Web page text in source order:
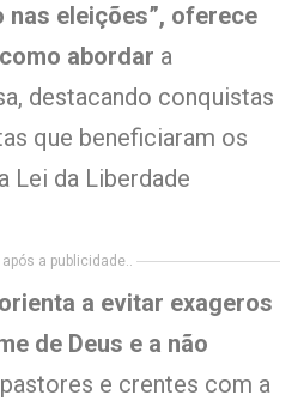
nas eleições”, oferece
abordar a
destacando conquistas
que beneficiaram os
Lei da Liberdade
a publicidade..
a evitar exageros
de Deus e a não
e crentes com a